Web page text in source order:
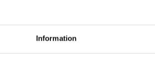
Information
Minska risken för framtida oordning
Planera dina inköp och undvik
Små dagliga vanor, som att plocka